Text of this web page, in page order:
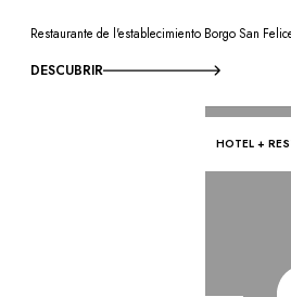
Restaurante de l'establecimiento Borgo San
DESCUBRIR
HOTEL +